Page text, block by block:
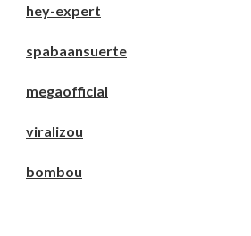
hey-expert
spabaansuerte
megaofficial
viralizou
bombou